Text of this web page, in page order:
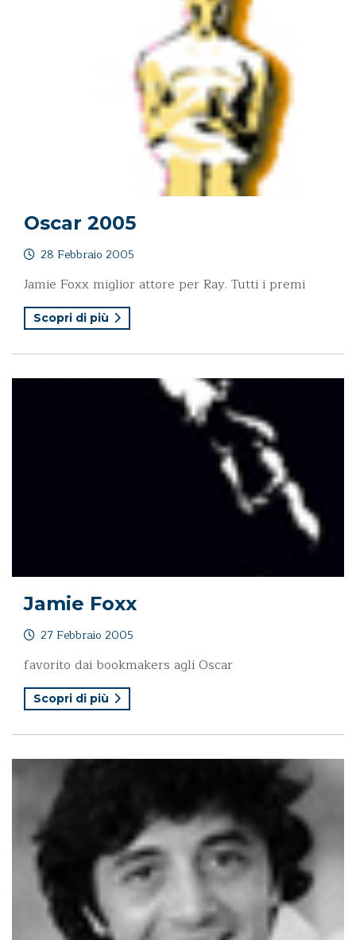
Oscar 2005
28 Febbraio 2005
Jamie Foxx miglior attore per Ray. Tutti i premi
Scopri di più
Jamie Foxx
27 Febbraio 2005
favorito dai bookmakers agli Oscar
Scopri di più